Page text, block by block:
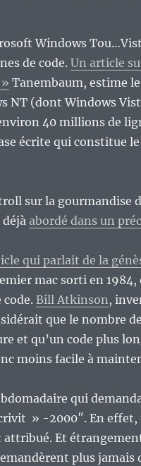
Windows
de code. Un article
Tanembaum, estime
NT (dont Windows
40 millions de
écrite qui constitue
sur la gourmandise
abordé dans un
qui parlait de la
mac sorti en
Bill Atkinson,
que le nombre
et qu’un code plus
moins facile à
qui
» -2000″. En
Et
plus jamais